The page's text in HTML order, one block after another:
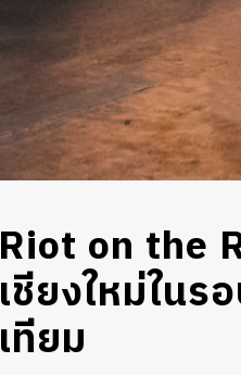
Riot on the
เชียงใหม่ใน
เทียม